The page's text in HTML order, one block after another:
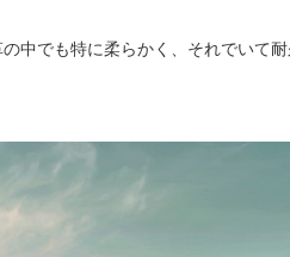
中でも特に柔らかく、それでいて耐